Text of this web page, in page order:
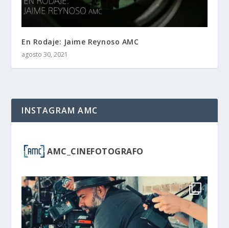
En Rodaje: Jaime Reynoso AMC
agosto 30, 2021
INSTAGRAM AMC
AMC_CINEFOTOGRAFO